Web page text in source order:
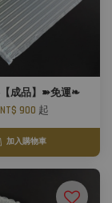
成品】➽免運❧
NT$ 900 起
加入購物車